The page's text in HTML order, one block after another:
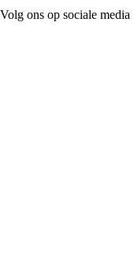
Volg ons op sociale media